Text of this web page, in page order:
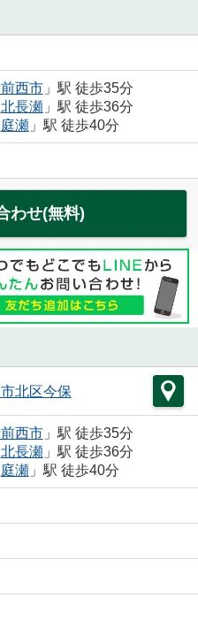
西市」駅 徒歩35分
北長瀬」駅 徒歩36分
庭瀬」駅 徒歩40分
わせ(無料)
北区今保
西市」駅 徒歩35分
北長瀬」駅 徒歩36分
庭瀬」駅 徒歩40分